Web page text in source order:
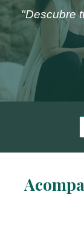
"Descubre